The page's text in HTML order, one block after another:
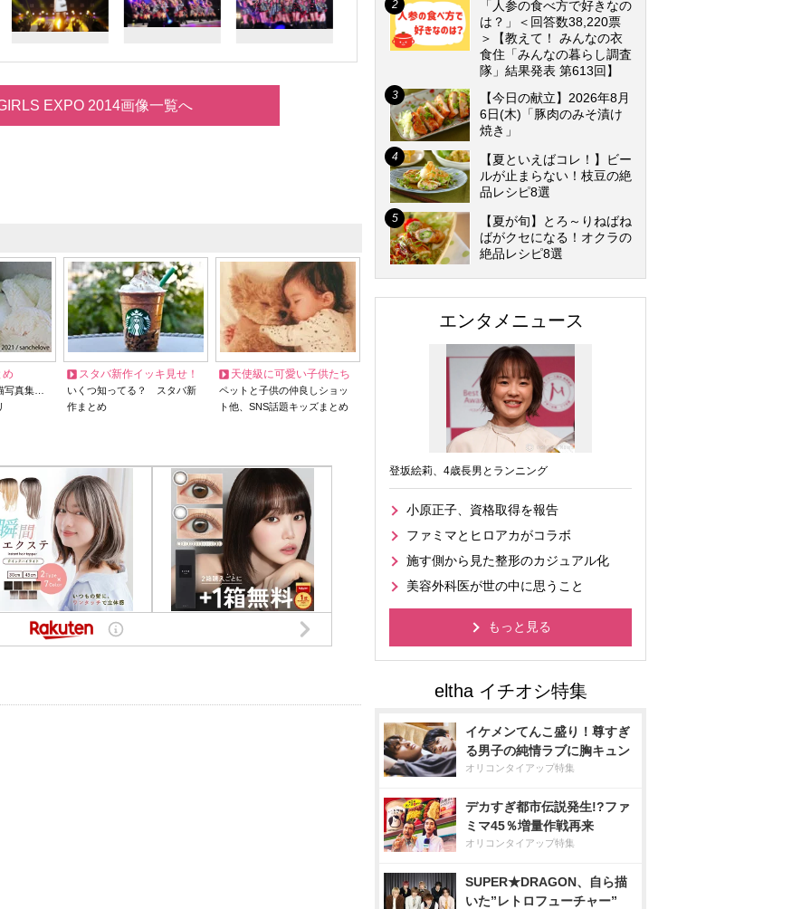
EXPO 2014画像一覧へ
め
写真集…
スタバ新作イッキ見せ！
いくつ知ってる？ スタバ新
作まとめ
天使級に可愛い子供たち
ペットと子供の仲良しショッ
ト他、SNS話題キッズまとめ
「人参の食べ方で好きなの
は？」＜回答数38,220票
＞【教えて！ みんなの衣
食住「みんなの暮らし調査
隊」結果発表 第613回】
【今日の献立】2026年8月
6日(木)「豚肉のみそ漬け
焼き」
【夏といえばコレ！】ビー
ルが止まらない！枝豆の絶
品レシピ8選
【夏が旬】とろ～りねばね
ばがクセになる！オクラの
絶品レシピ8選
エンタメニュース
登坂絵莉、4歳長男とランニング
小原正子、資格取得を報告
ファミマとヒロアカがコラボ
施す側から見た整形のカジュアル化
美容外科医が世の中に思うこと
もっと見る
イケメンてんこ盛り！尊すぎ
る男子の純情ラブに胸キュン
オリコンタイアップ特集
デカすぎ都市伝説発生!?ファ
ミマ45％増量作戦再来
オリコンタイアップ特集
SUPER★DRAGON、自ら描
いた”レトロフューチャー”